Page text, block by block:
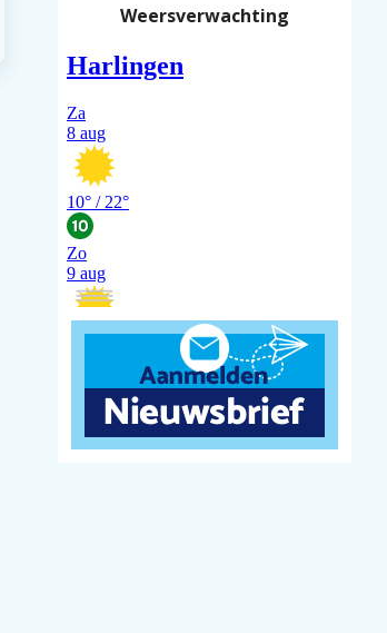
Weersverwachting